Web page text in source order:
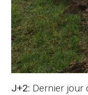
J+2: Dernier jour